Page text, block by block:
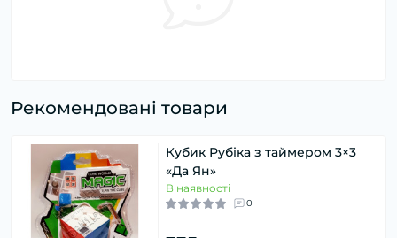
Рекомендовані товари
Кубик Рубіка з таймером 3×3
«Да Ян»
В наявності
0